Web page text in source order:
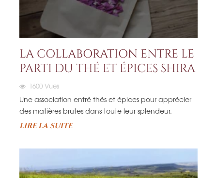
LA COLLABORATION ENTRE LE
PARTI DU THÉ ET ÉPICES SHIRA
1600 Vues
Une association entré thés et épices pour apprécier
des matières brutes dans toute leur splendeur.
LIRE LA SUITE